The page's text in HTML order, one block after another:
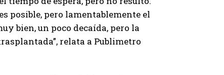
posible, pero lamentablemente el
bien, un poco decaída, pero la
relata a Publimetro